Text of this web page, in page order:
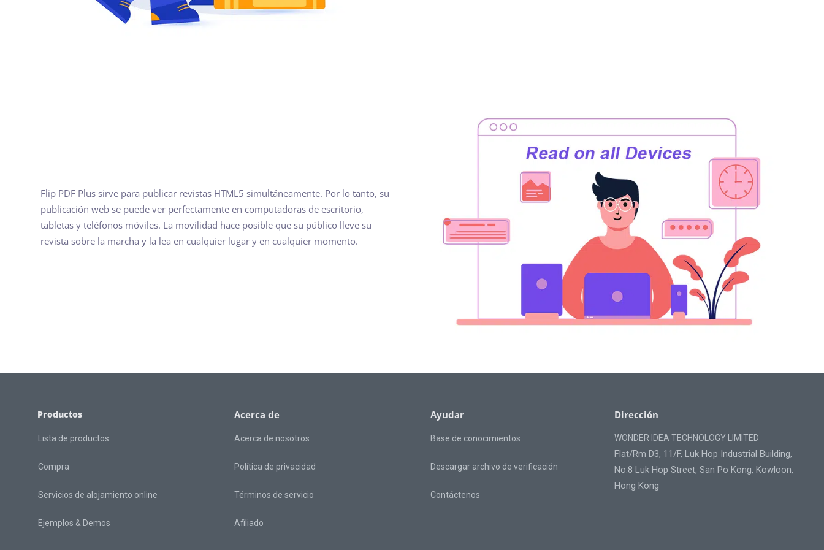
Flip PDF Plus sirve para publicar revistas HTML5 simultáneamente. Por lo tanto, su
publicación web se puede ver perfectamente en computadoras de escritorio,
tabletas y teléfonos móviles. La movilidad hace posible que su público lleve su
revista sobre la marcha y la lea en cualquier lugar y en cualquier momento.
Productos
Lista de productos
Compra
Servicios de alojamiento online
Ejemplos & Demos
Acerca de
Acerca de nosotros
Política de privacidad
Términos de servicio
Afiliado
Ayudar
Base de conocimientos
Descargar archivo de verificación
Contáctenos
Dirección
WONDER IDEA TECHNOLOGY LIMITED
Flat/Rm D3, 11/F, Luk Hop Industrial Building,
No.8 Luk Hop Street, San Po Kong, Kowloon,
Hong Kong